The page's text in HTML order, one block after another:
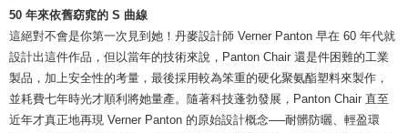
50 年來依舊窈窕的 S 曲線
這絕對不會是你第一次見到她！丹麥設計師 Verner Panton 早在 60 年代就
設計出這件作品，但以當年的技術來說，Panton Chair 還是件困難的工業
製品，加上安全性的考量，最後採用較為笨重的硬化聚氨酯塑料來製作，
並耗費七年時光才順利將她量產。隨著科技蓬勃發展，Panton Chair 直至
近年才真正地再現 Verner Panton 的原始設計概念──耐髒防曬、輕盈環